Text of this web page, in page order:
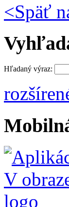
<Späť
Hľadaný výraz: